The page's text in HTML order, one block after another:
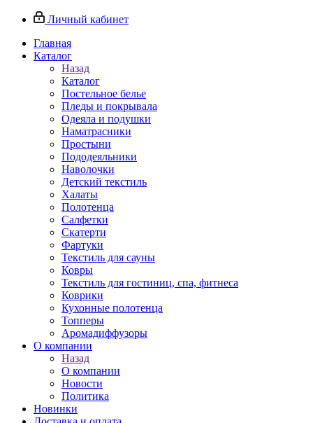
Личный кабинет
Главная
Каталог
Назад
Каталог
Постельное белье
Пледы и покрывала
Одеяла и подушки
Наматрасники
Простыни
Пододеяльники
Наволочки
Детский текстиль
Халаты
Полотенца
Салфетки
Скатерти
Фартуки
Текстиль для сауны
Ковры
Текстиль для гостиниц, спа, фитнеса
Коврики
Кухонные полотенца
Топперы
Аромадиффузоры
О компании
Назад
О компании
Новости
Политика
Новинки